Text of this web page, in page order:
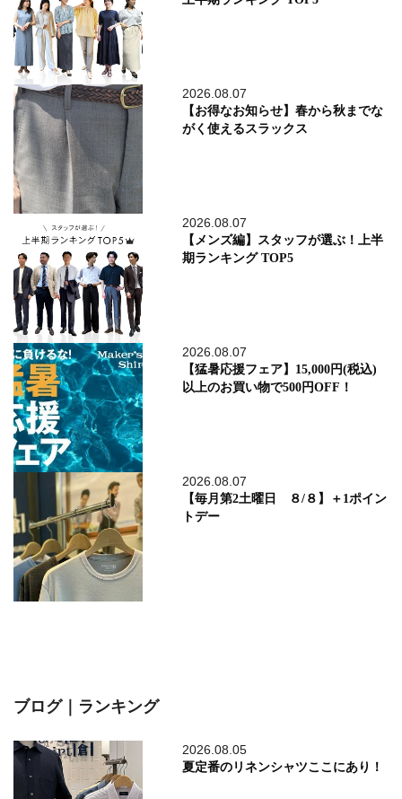
2026.08.07
【お得なお知らせ】春から秋までな
がく使えるスラックス
2026.08.07
【メンズ編】スタッフが選ぶ！上半
期ランキング TOP5
2026.08.07
【猛暑応援フェア】15,000円(税込)
以上のお買い物で500円OFF！
2026.08.07
【毎月第2土曜日 ８/８】＋1ポイン
トデー
ブログ｜ランキング
2026.08.05
夏定番のリネンシャツここにあり！